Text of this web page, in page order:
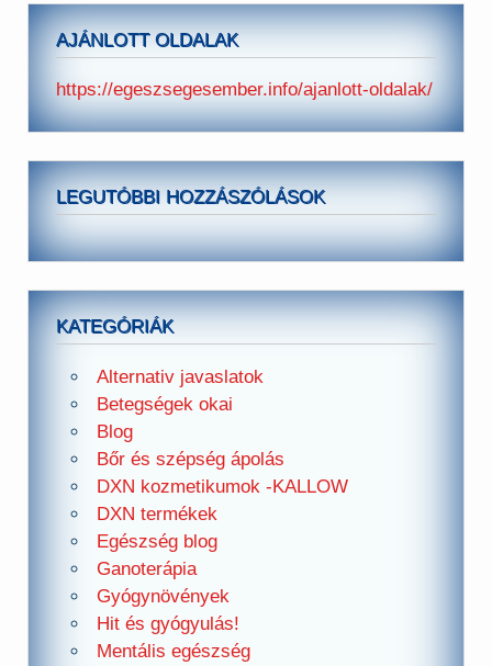
AJÁNLOTT OLDALAK
https://egeszsegesember.info/ajanlott-oldalak/
LEGUTÓBBI HOZZÁSZÓLÁSOK
KATEGÓRIÁK
Alternativ javaslatok
Betegségek okai
Blog
Bőr és szépség ápolás
DXN kozmetikumok -KALLOW
DXN termékek
Egészség blog
Ganoterápia
Gyógynövények
Hit és gyógyulás!
Mentális egészség